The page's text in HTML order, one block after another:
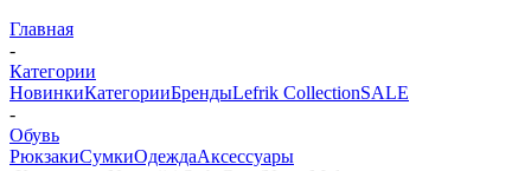
Главная
-
Категории
НовинкиКатегорииБрендыLefrik CollectionSALE
-
Обувь
РюкзакиСумкиОдеждаАксессуары